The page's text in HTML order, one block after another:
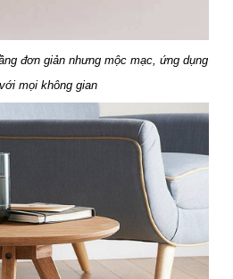
đơn giản nhưng mộc mạc, ứng dụng
mọi không gian